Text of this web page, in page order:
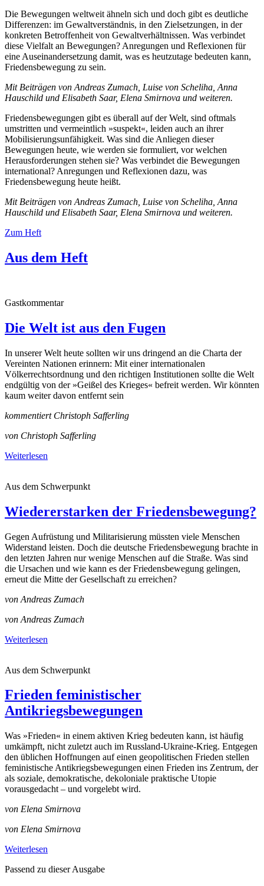
Die Bewegungen weltweit ähneln sich und doch gibt es deutliche
Differenzen: im Gewaltverständnis, in den Zielsetzungen, in der
konkreten Betroffenheit von Gewaltverhältnissen. Was verbindet
diese Vielfalt an Bewegungen? Anregungen und Reflexionen für
eine Auseinandersetzung damit, was es heutzutage bedeuten kann,
Friedensbewegung zu sein.
Mit Beiträgen von Andreas Zumach, Luise von Scheliha, Anna
Hauschild und Elisabeth Saar, Elena Smirnova und weiteren.
Friedensbewegungen gibt es überall auf der Welt, sind oftmals
umstritten und vermeintlich »suspekt«, leiden auch an ihrer
Mobilisierungsunfähigkeit. Was sind die Anliegen dieser
Bewegungen heute, wie werden sie formuliert, vor welchen
Herausforderungen stehen sie? Was verbindet die Bewegungen
international? Anregungen und Reflexionen dazu, was
Friedensbewegung heute heißt.
Mit Beiträgen von Andreas Zumach, Luise von Scheliha, Anna
Hauschild und Elisabeth Saar, Elena Smirnova und weiteren.
Zum Heft
Aus dem Heft
Gastkommentar
Die Welt ist aus den Fugen
In unserer Welt heute sollten wir uns dringend an die Charta der
Vereinten Nationen erinnern: Mit einer internationalen
Völkerrechtsordnung und den richtigen Institutionen sollte die Welt
endgültig von der »Geißel des Krieges« befreit werden. Wir könnten
kaum weiter davon entfernt sein
kommentiert Christoph Safferling
von Christoph Safferling
Weiterlesen
Aus dem Schwerpunkt
Wiedererstarken der Friedensbewegung?
Gegen Aufrüstung und Militarisierung müssten viele Menschen
Widerstand leisten. Doch die deutsche Friedensbewegung brachte in
den letzten Jahren nur wenige Menschen auf die Straße. Was sind
die Ursachen und wie kann es der Friedensbewegung gelingen,
erneut die Mitte der Gesellschaft zu erreichen?
von Andreas Zumach
von Andreas Zumach
Weiterlesen
Aus dem Schwerpunkt
Frieden feministischer
Antikriegsbewegungen
Was »Frieden« in einem aktiven Krieg bedeuten kann, ist häufig
umkämpft, nicht zuletzt auch im Russland-Ukraine-Krieg. Entgegen
den üblichen Hoffnungen auf einen geopolitischen Frieden stellen
feministische Antikriegsbewegungen einen Frieden ins Zentrum, der
als soziale, demokratische, dekoloniale praktische Utopie
vorausgedacht – und vorgelebt wird.
von Elena Smirnova
von Elena Smirnova
Weiterlesen
Passend zu dieser Ausgabe